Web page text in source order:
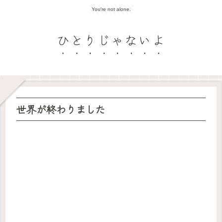
You're not alone.
ひとりじゃないよ
世界が終わりました